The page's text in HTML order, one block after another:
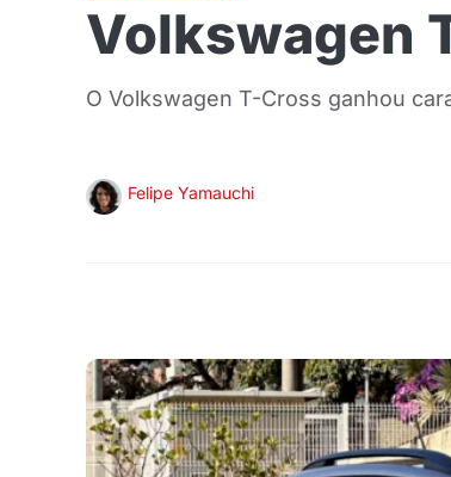
Volkswagen
O Volkswagen T-Cross ganhou
Felipe Yamauchi